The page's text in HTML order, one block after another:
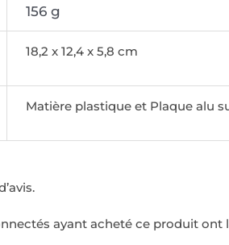
156 g
18,2 x 12,4 x 5,8 cm
Matière plastique et Plaque alu
ayant acheté ce produit ont